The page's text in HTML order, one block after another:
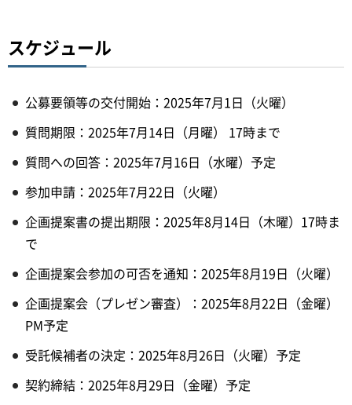
スケジュール
公募要領等の交付開始：2025年7月1日（火曜）
質問期限：2025年7月14日（月曜） 17時まで
質問への回答：2025年7月16日（水曜）予定
参加申請：2025年7月22日（火曜）
企画提案書の提出期限：2025年8月14日（木曜）17時ま
で
企画提案会参加の可否を通知：2025年8月19日（火曜）
企画提案会（プレゼン審査）：2025年8月22日（金曜）
PM予定
受託候補者の決定：2025年8月26日（火曜）予定
契約締結：2025年8月29日（金曜）予定